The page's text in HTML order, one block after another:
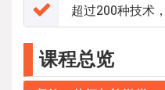
超过200种技术
课程总览